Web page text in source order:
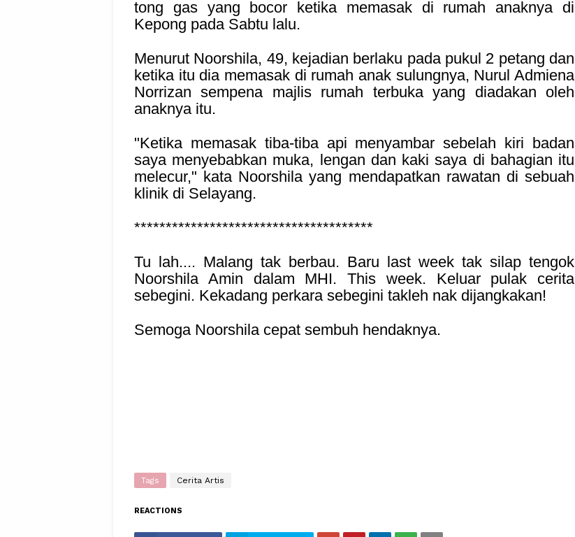
tong gas yang bocor ketika memasak di rumah anaknya di
Kepong pada Sabtu lalu.
Menurut Noorshila, 49, kejadian berlaku pada pukul 2 petang dan
ketika itu dia memasak di rumah anak sulungnya, Nurul Admiena
Norrizan sempena majlis rumah terbuka yang diadakan oleh
anaknya itu.
"Ketika memasak tiba-tiba api menyambar sebelah kiri badan
saya menyebabkan muka, lengan dan kaki saya di bahagian itu
melecur," kata Noorshila yang mendapatkan rawatan di sebuah
klinik di Selayang.
**************************************
Tu lah.... Malang tak berbau. Baru last week tak silap tengok
Noorshila Amin dalam MHI. This week. Keluar pulak cerita
sebegini. Kekadang perkara sebegini takleh nak dijangkakan!
Semoga Noorshila cepat sembuh hendaknya.
Tags Cerita Artis
REACTIONS